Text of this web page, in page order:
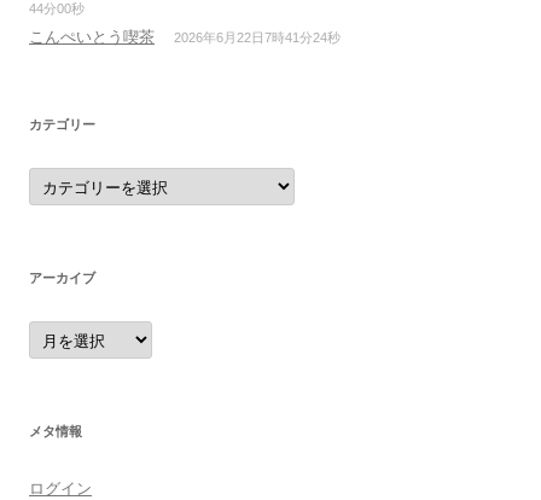
44分00秒
こんぺいとう喫茶 2026年6月22日7時41分24秒
カテゴリー
カ
テ
ゴ
アーカイブ
ア
ー
カ
メタ情報
ログイン